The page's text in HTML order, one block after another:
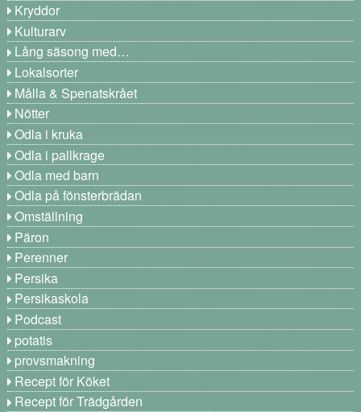
Kryddor
Kulturarv
Lång säsong med…
Lokalsorter
Målla & Spenatskrået
Nötter
Odla i kruka
Odla i pallkrage
Odla med barn
Odla på fönsterbrädan
Omställning
Päron
Perenner
Persika
Persikaskola
Podcast
potatis
provsmakning
Recept för Köket
Recept för Trädgården